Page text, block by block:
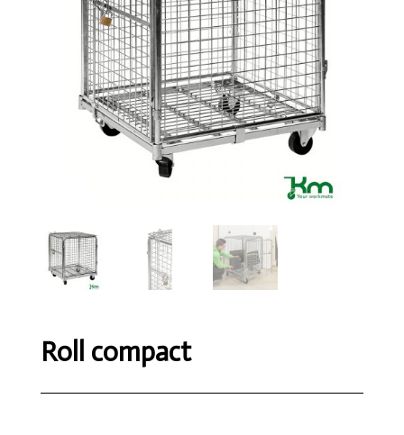
Roll compact